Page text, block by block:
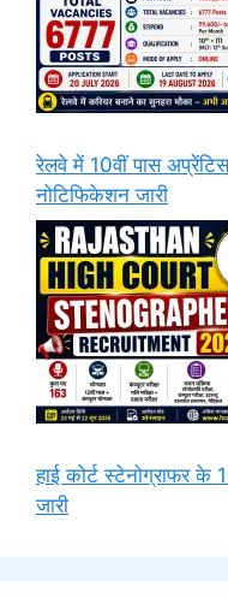
रेलवे में 10वीं पास
नोटिफिकेशन जारी
हाई कोर्ट स्टेनोग्राफर के
जारी